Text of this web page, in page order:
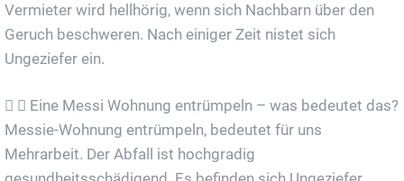
Vermieter wird hellhörig, wenn sich Nachbarn über den
Geruch beschweren. Nach einiger Zeit nistet sich
Ungeziefer ein.
Eine Messi Wohnung entrümpeln – was bedeutet das?
Messie-Wohnung entrümpeln, bedeutet für uns
Mehrarbeit. Der Abfall ist hochgradig